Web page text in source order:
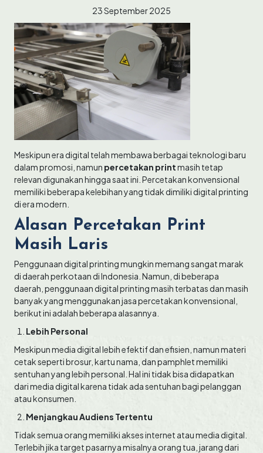
23 September 2025
Meskipun era digital telah membawa berbagai teknologi baru
dalam promosi, namun percetakan printmasih tetap
relevan digunakan hingga saat ini. Percetakan konvensional
memiliki beberapa kelebihan yang tidak dimiliki digital printing
di era modern.
Alasan Percetakan Print
Masih Laris
Penggunaan digital printing mungkin memang sangat marak
di daerah perkotaan di Indonesia. Namun, di beberapa
daerah, penggunaan digital printing masih terbatas dan masih
banyak yang menggunakan jasa percetakan konvensional,
berikut ini adalah beberapa alasannya.
Lebih Personal
Meskipun media digital lebih efektif dan efisien, namun materi
cetak seperti brosur, kartu nama, dan pamphlet memiliki
sentuhan yang lebih personal. Hal ini tidak bisa didapatkan
dari media digital karena tidak ada sentuhan bagi pelanggan
atau konsumen.
Menjangkau Audiens Tertentu
Tidak semua orang memiliki akses internet atau media digital.
Terlebih jika target pasarnya misalnya orang tua, jarang dari